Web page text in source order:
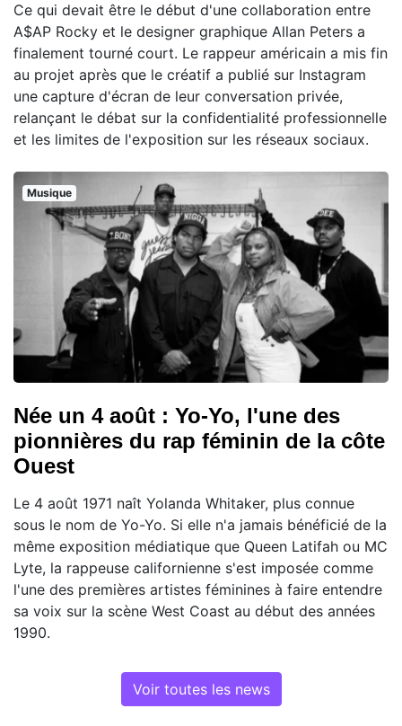
Ce qui devait être le début d'une collaboration entre
A$AP Rocky et le designer graphique Allan Peters a
finalement tourné court. Le rappeur américain a mis fin
au projet après que le créatif a publié sur Instagram
une capture d'écran de leur conversation privée,
relançant le débat sur la confidentialité professionnelle
et les limites de l'exposition sur les réseaux sociaux.
Musique
Née un 4 août : Yo-Yo, l'une des
pionnières du rap féminin de la côte
Ouest
Le 4 août 1971 naît Yolanda Whitaker, plus connue
sous le nom de Yo-Yo. Si elle n'a jamais bénéficié de la
même exposition médiatique que Queen Latifah ou MC
Lyte, la rappeuse californienne s'est imposée comme
l'une des premières artistes féminines à faire entendre
sa voix sur la scène West Coast au début des années
1990.
Voir toutes les news